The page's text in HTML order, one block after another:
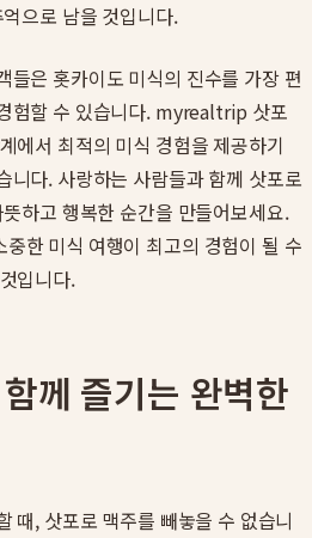
으로 남을 것입니다.
들은 홋카이도 미식의 진수를 가장 편
험할 수 있습니다. myrealtrip 삿포
에서 최적의 미식 경험을 제공하기
니다. 사랑하는 사람들과 함께 삿포로
하고 행복한 순간을 만들어보세요.
한 미식 여행이 최고의 경험이 될 수
입니다.
께 즐기는 완벽한
때, 삿포로 맥주를 빼놓을 수 없습니